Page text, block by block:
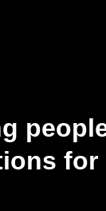
for